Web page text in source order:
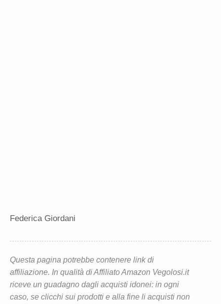
Federica Giordani
Questa pagina potrebbe contenere link di
affiliazione. In qualità di Affiliato Amazon Vegolosi.it
riceve un guadagno dagli acquisti idonei: in ogni
caso, se clicchi sui prodotti e alla fine li acquisti non